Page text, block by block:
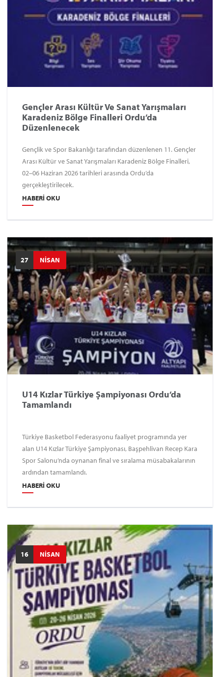
Gençler Arası Kültür Ve Sanat Yarışmaları
Karadeniz Bölge Finalleri Ordu’da
Düzenlenecek
Gençlik ve Spor Bakanlığı tarafından düzenlenen 11. Gençler
Arası Kültür ve Sanat Yarışmaları Karadeniz Bölge Finalleri,
02–06 Haziran 2026 tarihleri arasında Ordu’da
gerçekleştirilecek.
HABERI OKU
27 NİSAN
U14 Kızlar Türkiye Şampiyonası Ordu’da
Tamamlandı
Türkiye Basketbol Federasyonu faaliyet programında yer
alan U14 Kızlar Türkiye Şampiyonası, Başpehlivan Recep Kara
Spor Salonu’nda oynanan final ve sıralama müsabakalarının
ardından tamamlandı.
HABERI OKU
16 NİSAN